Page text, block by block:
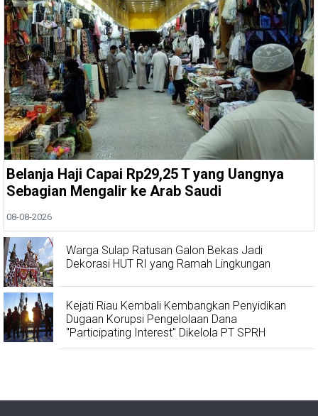
Belanja Haji Capai Rp29,25 T yang Uangnya
Sebagian Mengalir ke Arab Saudi
08-08-2026
Warga Sulap Ratusan Galon Bekas Jadi
Dekorasi HUT RI yang Ramah Lingkungan
Kejati Riau Kembali Kembangkan Penyidikan
Dugaan Korupsi Pengelolaan Dana
"Participating Interest" Dikelola PT SPRH